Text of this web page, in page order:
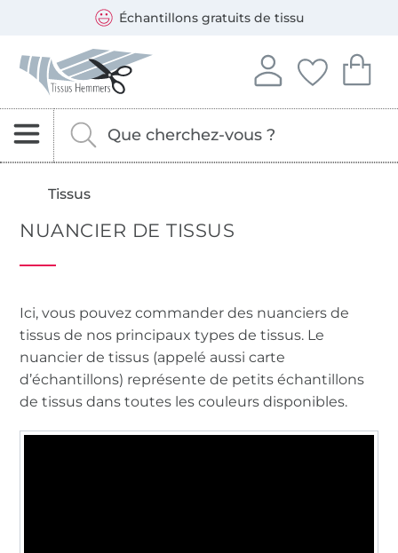
Ouvre une nouvelle fenêtreÉchantillons gratuits de tissu
Tissus Hemmers - Tissus, patrons et accessoires de
Rechercher des tissus, de la mercerie et des
Entrez ici votre mot-clé.
Se connecter
Se connecter à
Mes
Vous avez
Vous
Tissus
NUANCIER DE TISSUS
Ici, vous pouvez commander des nuanciers de
tissus de nos principaux types de tissus. Le
nuancier de tissus (appelé aussi carte
d’échantillons) représente de petits échantillons
de tissus dans toutes les couleurs disponibles.
Vous pouvez payer chez nous avec les modes de
Nos partenaires d'expédition sont : DHL et DPD